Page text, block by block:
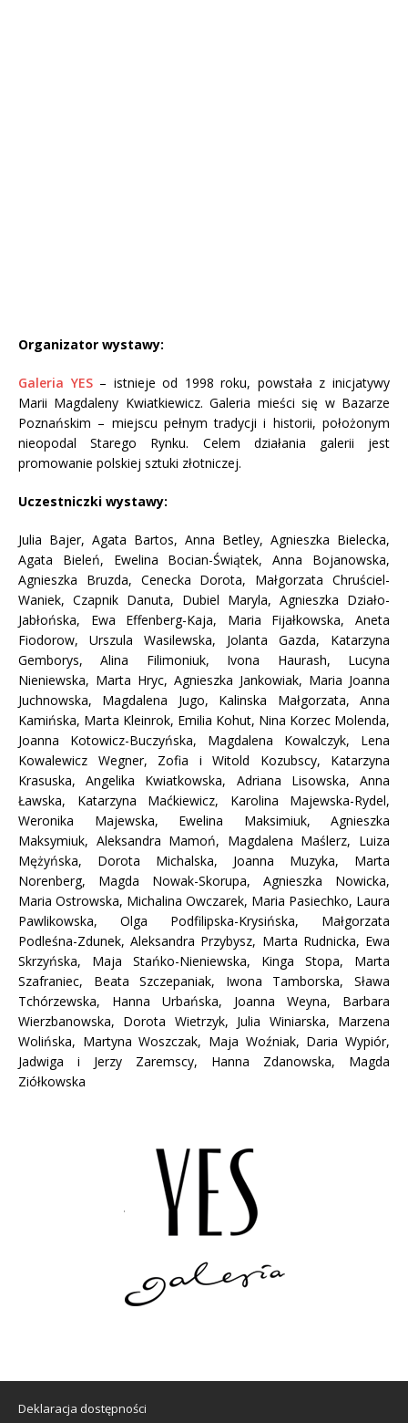
Organizator wystawy:
Galeria YES– istnieje od 1998 roku, powstała z inicjatywy
Marii Magdaleny Kwiatkiewicz. Galeria mieści się w Bazarze
Poznańskim – miejscu pełnym tradycji i historii, położonym
nieopodal Starego Rynku. Celem działania galerii jest
promowanie polskiej sztuki złotniczej.
Uczestniczki wystawy:
Julia Bajer, Agata Bartos, Anna Betley, Agnieszka Bielecka,
Agata Bieleń, Ewelina Bocian-Świątek, Anna Bojanowska,
Agnieszka Bruzda, Cenecka Dorota, Małgorzata Chruściel-
Waniek, Czapnik Danuta, Dubiel Maryla, Agnieszka Działo-
Jabłońska, Ewa Effenberg-Kaja, Maria Fijałkowska, Aneta
Fiodorow, Urszula Wasilewska, Jolanta Gazda, Katarzyna
Gemborys, Alina Filimoniuk, Ivona Haurash, Lucyna
Nieniewska, Marta Hryc, Agnieszka Jankowiak, Maria Joanna
Juchnowska, Magdalena Jugo, Kalinska Małgorzata, Anna
Kamińska, Marta Kleinrok, Emilia Kohut, Nina Korzec Molenda,
Joanna Kotowicz-Buczyńska, Magdalena Kowalczyk, Lena
Kowalewicz Wegner, Zofia i Witold Kozubscy, Katarzyna
Krasuska, Angelika Kwiatkowska, Adriana Lisowska, Anna
Ławska, Katarzyna Maćkiewicz, Karolina Majewska-Rydel,
Weronika Majewska, Ewelina Maksimiuk, Agnieszka
Maksymiuk, Aleksandra Mamoń, Magdalena Maślerz, Luiza
Mężyńska, Dorota Michalska, Joanna Muzyka, Marta
Norenberg, Magda Nowak-Skorupa, Agnieszka Nowicka,
Maria Ostrowska, Michalina Owczarek, Maria Pasiechko, Laura
Pawlikowska, Olga Podfilipska-Krysińska, Małgorzata
Podleśna-Zdunek, Aleksandra Przybysz, Marta Rudnicka, Ewa
Skrzyńska, Maja Stańko-Nieniewska, Kinga Stopa, Marta
Szafraniec, Beata Szczepaniak, Iwona Tamborska, Sława
Tchórzewska, Hanna Urbańska, Joanna Weyna, Barbara
Wierzbanowska, Dorota Wietrzyk, Julia Winiarska, Marzena
Wolińska, Martyna Woszczak, Maja Woźniak, Daria Wypiór,
Jadwiga i Jerzy Zaremscy, Hanna Zdanowska, Magda
Ziółkowska
Deklaracja dostępności